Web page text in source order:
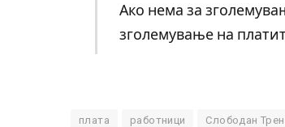
Ако нема за
зголемување на
плата работници Слободан